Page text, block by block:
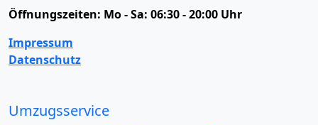
Öffnungszeiten: Mo - Sa: 06:30 - 20:00 Uhr
Impressum
Datenschutz
Umzugsservice